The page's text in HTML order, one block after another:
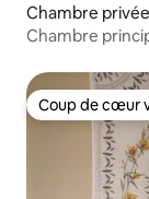
Chambre
Chambre
Coup de cœur
Coup de cœur